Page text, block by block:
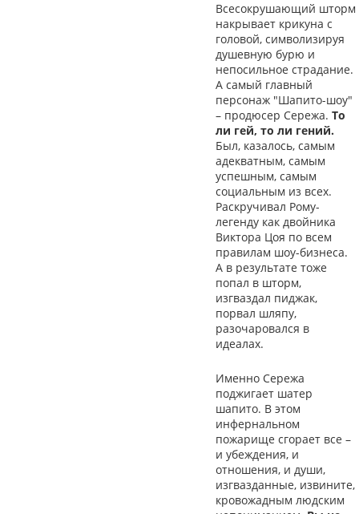
Всесокрушающий шторм
накрывает крикуна с
головой, символизируя
душевную бурю и
непосильное страдание.
А самый главный
персонаж "Шапито-шоу"
– продюсер Сережа. То
ли гей, то ли гений.
Был, казалось, самым
адекватным, самым
успешным, самым
социальным из всех.
Раскручивал Рому-
легенду как двойника
Виктора Цоя по всем
правилам шоу-бизнеса.
А в результате тоже
попал в шторм,
изгваздал пиджак,
порвал шляпу,
разочаровался в
идеалах.
Именно Сережа
поджигает шатер
шапито. В этом
инфернальном
пожарище сгорает все –
и убеждения, и
отношения, и души,
изгвазданные, извините,
кровожадным людским